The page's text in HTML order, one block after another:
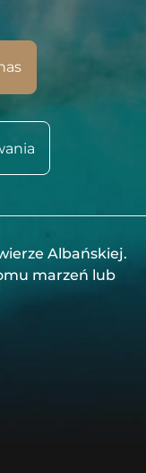
Albańskiej.
marzeń lub